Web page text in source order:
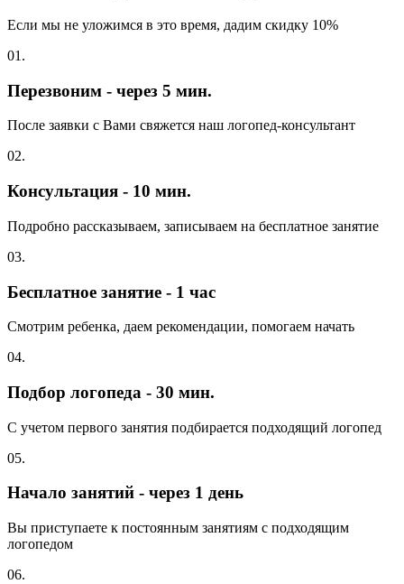
Если мы не уложимся в это время, дадим скидку 10%
01.
Перезвоним - через 5 мин.
После заявки с Вами свяжется наш логопед-консультант
02.
Консультация - 10 мин.
Подробно рассказываем, записываем на бесплатное занятие
03.
Бесплатное занятие - 1 час
Смотрим ребенка, даем рекомендации, помогаем начать
04.
Подбор логопеда - 30 мин.
С учетом первого занятия подбирается подходящий логопед
05.
Начало занятий - через 1 день
Вы приступаете к постоянным занятиям с подходящим
логопедом
06.